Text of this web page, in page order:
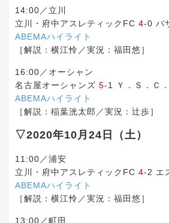
14:00／立川
立川・府中アスレティックFC 4-0 バ
ABEMAハイライト
［解説：横江怜／実況：福田悠］
16:00／オーシャン
名古屋オーシャンズ 5-1 Ｙ．Ｓ．Ｃ
ABEMAハイライト
［解説：稲葉洸太郎／実況：辻歩］
▽2020年10月24日（土）
11:00／浦安
立川・府中アスレティックFC 4-2 エ
ABEMAハイライト
［解説：横江怜／実況：福田悠］
13:00／町田